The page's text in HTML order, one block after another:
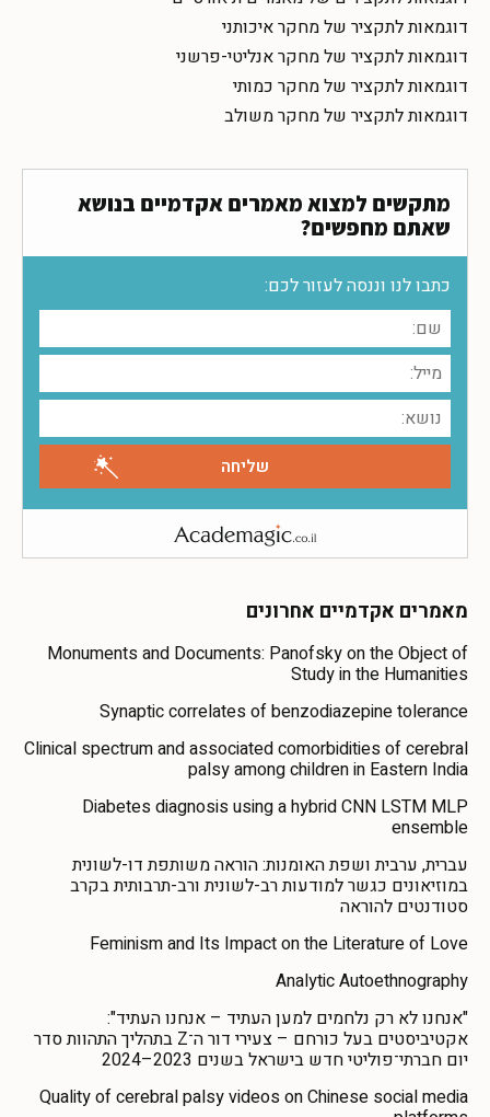
דוגמאות לתקציר של מחקר איכותני
דוגמאות לתקציר של מחקר אנליטי-פרשני
דוגמאות לתקציר של מחקר כמותי
דוגמאות לתקציר של מחקר משולב
מתקשים למצוא מאמרים אקדמיים בנושא
שאתם מחפשים?
כתבו לנו וננסה לעזור לכם:
מאמרים אקדמיים אחרונים
Monuments and Documents: Panofsky on the Object of
Study in the Humanities
Synaptic correlates of benzodiazepine tolerance
Clinical spectrum and associated comorbidities of cerebral
palsy among children in Eastern India
Diabetes diagnosis using a hybrid CNN LSTM MLP
ensemble
עברית, ערבית ושפת האומנות: הוראה משותפת דו-לשונית
במוזיאונים כגשר למודעות רב-לשונית ורב-תרבותית בקרב
סטודנטים להוראה
Feminism and Its Impact on the Literature of Love
Analytic Autoethnography
"אנחנו לא רק נלחמים למען העתיד – אנחנו העתיד":
אקטיביסטים בעל כורחם – צעירי דור ה־Z בתהליך התהוות סדר
יום חברתי־פוליטי חדש בישראל בשנים 2023–2024
Quality of cerebral palsy videos on Chinese social media